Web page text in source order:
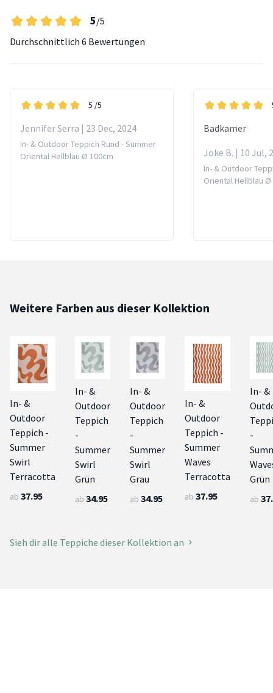
5/5
Durchschnittlich 6 Bewertungen
5 /5
Jennifer Serra | 23 Dec, 2024
In- & Outdoor Teppich Rund - Summer
Oriental Hellblau Ø 100cm
Badkamer
Joke B. | 10 Jul,
In- & Outdoor
Oriental Hellblau Ø
Weitere Farben aus dieser Kollektion
In- &
Outdoor
Teppich -
Summer
Swirl
Terracotta
ab 37.95
In- &
Outdoor
Teppich
-
Summer
Swirl
Grün
ab 34.95
In- &
Outdoor
Teppich
-
Summer
Swirl
Grau
ab 34.95
In- &
Outdoor
Teppich -
Summer
Waves
Terracotta
ab 37.95
In- &
-
Grün
ab
Sieh dir alle Teppiche dieser Kollektion an